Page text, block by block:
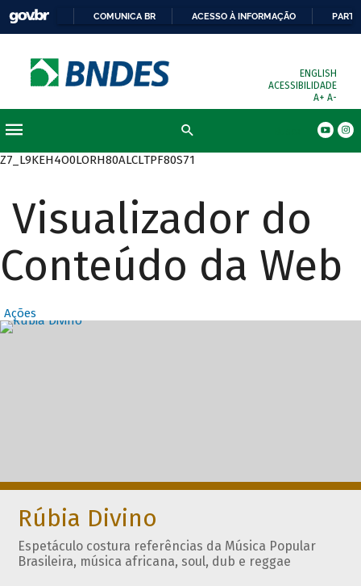
COMUNICA BR ACESSO À INFORMAÇÃO
ENGLISH
ACESSIBILIDADE
A+ A-
Z7_L9KEH4O0LORH80ALCLTPF80S71
Visualizador do
Conteúdo da Web
Ações
Destaques
Rúbia Divino
Espetáculo costura referências da Música Popular
Brasileira, música africana, soul, dub e reggae